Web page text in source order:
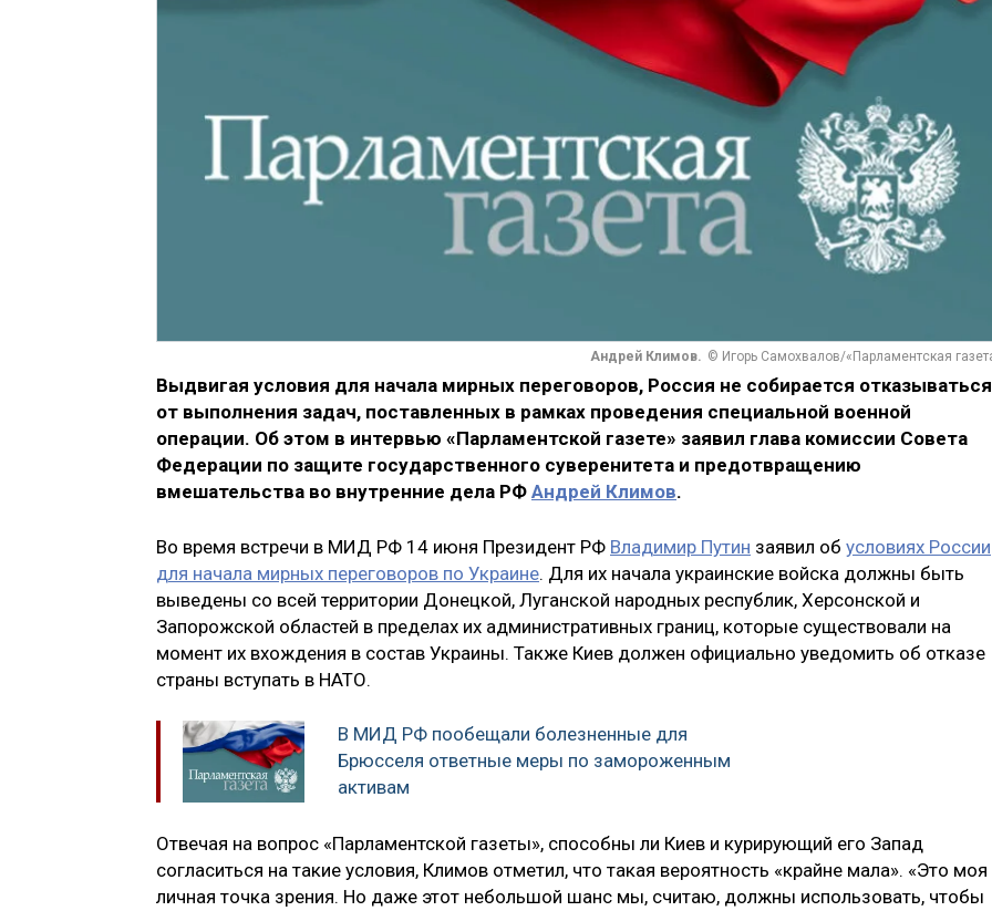
Андрей Климов. © Игорь Самохвалов/«Парламентская
Выдвигая условия для начала мирных переговоров, Россия не собирается отказываться
от выполнения задач, поставленных в рамках проведения специальной военной
операции. Об этом в интервью «Парламентской газете» заявил глава комиссии Совета
Федерации по защите государственного суверенитета и предотвращению
вмешательства во внутренние дела РФ Андрей Климов.
Во время встречи в МИД РФ 14 июня Президент РФ Владимир Путин заявил об условиях России
для начала мирных переговоров по Украине. Для их начала украинские войска должны быть
выведены со всей территории Донецкой, Луганской народных республик, Херсонской и
Запорожской областей в пределах их административных границ, которые существовали на
момент их вхождения в состав Украины. Также Киев должен официально уведомить об отказе
страны вступать в НАТО.
В МИД РФ пообещали болезненные для
Брюсселя ответные меры по замороженным
активам
Отвечая на вопрос «Парламентской газеты», способны ли Киев и курирующий его Запад
согласиться на такие условия, Климов отметил, что такая вероятность «крайне мала». «Это моя
личная точка зрения. Но даже этот небольшой шанс мы, считаю, должны использовать, чтобы